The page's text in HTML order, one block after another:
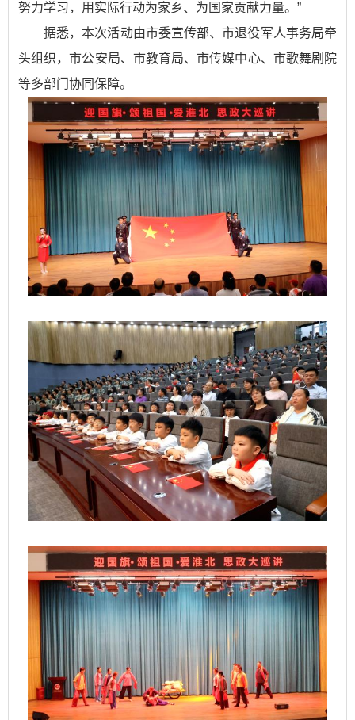
努力学习，用实际行动为家乡、为国家贡献力量。”
据悉，本次活动由市委宣传部、市退役军人事务局牵
头组织，市公安局、市教育局、市传媒中心、市歌舞剧院
等多部门协同保障。